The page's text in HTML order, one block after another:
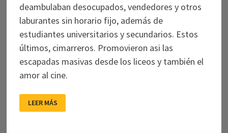
deambulaban desocupados, vendedores y otros
laburantes sin horario fijo, además de
estudiantes universitarios y secundarios. Estos
últimos, cimarreros. Promovieron asi las
escapadas masivas desde los liceos y también el
amor al cine.
AQUELLAS
CIMARRAS
CINÉFILAS
LEER MÁS